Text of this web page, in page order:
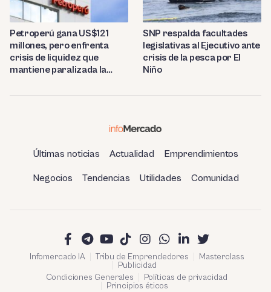
Petroperú gana US$121
millones, pero enfrenta
crisis de liquidez que
mantiene paralizada la
SNP respalda facultades
legislativas al Ejecutivo ante
crisis de la pesca por El
Niño
Últimas noticias Actualidad Emprendimientos
Negocios Tendencias Utilidades Comunidad
Infomercado IA Tribu de Emprendedores
Masterclass
Publicidad
Condiciones Generales
Políticas de privacidad
Principios éticos